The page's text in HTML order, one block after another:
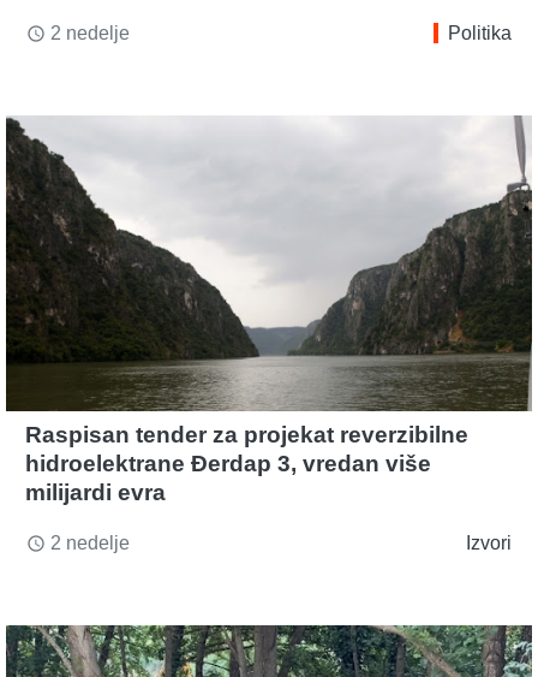
access_time 2 nedelje Politika
Raspisan tender za projekat reverzibilne
hidroelektrane Đerdap 3, vredan više
milijardi evra
access_time 2 nedelje Izvori